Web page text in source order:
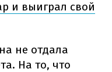
и выиграл свой
не отдала
На то, что